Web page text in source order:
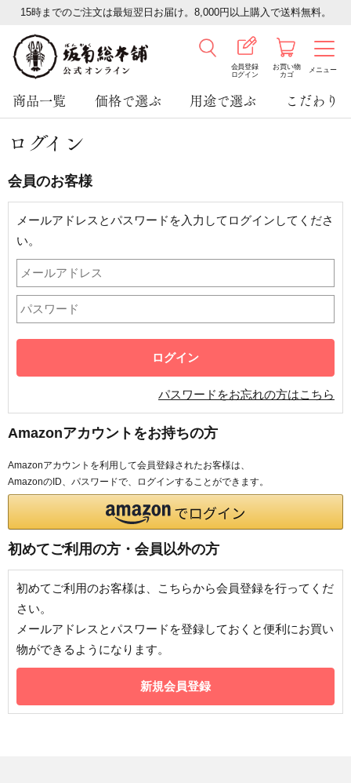
15時までのご注文は最短翌日お届け。8,000円以上購入で送料無料。
会員登録
ログイン
お買い物
カゴ
メニュー
商品一覧 価格で選ぶ 用途で選ぶ こだわり
ログイン
会員のお客様
メールアドレスとパスワードを入力してログインしてくださ
い。
パスワードをお忘れの方はこちら
Amazonアカウントをお持ちの方
Amazonアカウントを利用して会員登録されたお客様は、
AmazonのID、パスワードで、ログインすることができます。
初めてご利用の方・会員以外の方
初めてご利用のお客様は、こちらから会員登録を行ってくだ
さい。
メールアドレスとパスワードを登録しておくと便利にお買い
物ができるようになります。